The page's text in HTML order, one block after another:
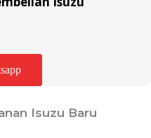
Isuzu Baru